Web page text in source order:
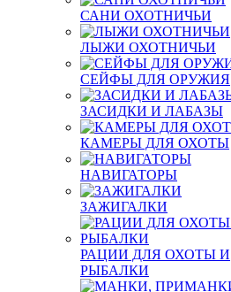
САНИ ОХОТНИЧЬИ
ЛЫЖИ ОХОТНИЧЬИ
СЕЙФЫ ДЛЯ ОРУЖИЯ
ЗАСИДКИ И ЛАБАЗЫ
КАМЕРЫ ДЛЯ ОХОТЫ
НАВИГАТОРЫ
ЗАЖИГАЛКИ
РАЦИИ ДЛЯ ОХОТЫ И
РЫБАЛКИ